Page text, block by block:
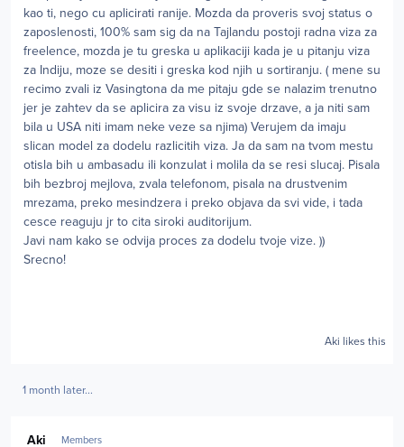
kao ti, nego cu aplicirati ranije. Mozda da proveris svoj status o
zaposlenosti, 100% sam sig da na Tajlandu postoji radna viza za
freelence, mozda je tu greska u aplikaciji kada je u pitanju viza
za Indiju, moze se desiti i greska kod njih u sortiranju. ( mene su
recimo zvali iz Vasingtona da me pitaju gde se nalazim trenutno
jer je zahtev da se aplicira za visu iz svoje drzave, a ja niti sam
bila u USA niti imam neke veze sa njima) Verujem da imaju
slican model za dodelu razlicitih viza. Ja da sam na tvom mestu
otisla bih u ambasadu ili konzulat i molila da se resi slucaj. Pisala
bih bezbroj mejlova, zvala telefonom, pisala na drustvenim
mrezama, preko mesindzera i preko objava da svi vide, i tada
cesce reaguju jr to cita siroki auditorijum.
Javi nam kako se odvija proces za dodelu tvoje vize. ))
Srecno!
Aki likes this
1 month later...
Aki Members